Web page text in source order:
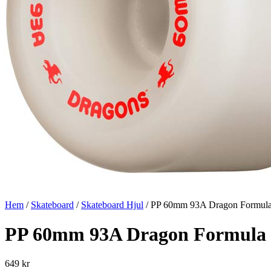
Hem / Skateboard / Skateboard Hjul / PP 60mm 93A Dragon
PP 60mm 93A Dragon Formula
649 kr